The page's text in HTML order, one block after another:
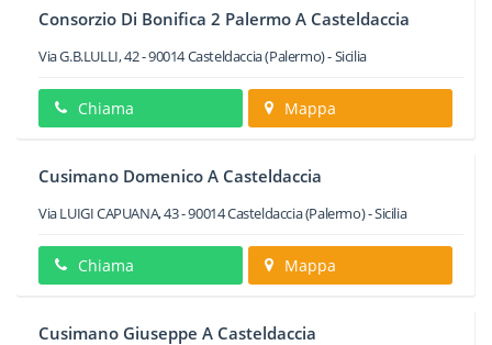
Consorzio Di Bonifica 2 Palermo A Casteldaccia
Via G.B.LULLI, 42-90014Casteldaccia(Palermo) -Sicilia
Chiama Mappa
Cusimano Domenico A Casteldaccia
Via LUIGI CAPUANA, 43-90014Casteldaccia(Palermo) -Sicilia
Chiama Mappa
Cusimano Giuseppe A Casteldaccia